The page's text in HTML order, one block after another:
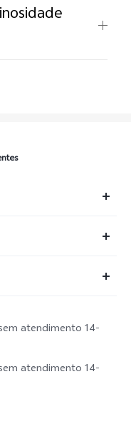
atendimento 14-
atendimento 14-